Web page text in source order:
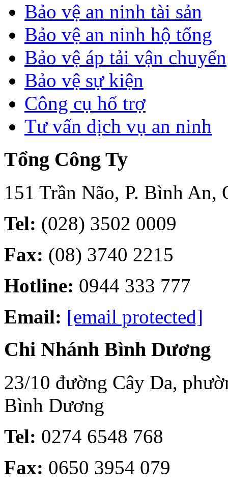
Bảo vệ an ninh tài sản
Bảo vệ an ninh hộ tống
Bảo vệ áp tải vận chuyển
Bảo vệ sự kiện
Công cụ hổ trợ
Tư vấn dịch vụ an ninh
Tổng Công Ty
151 Trần Não, P. Bình An,
Tel: (028) 3502 0009
Fax: (08) 3740 2215
Hotline: 0944 333 777
Email: [email protected]
Chi Nhánh Bình Dương
23/10 đường Cây Da,
Bình Dương
Tel: 0274 6548 768
Fax: 0650 3954 079